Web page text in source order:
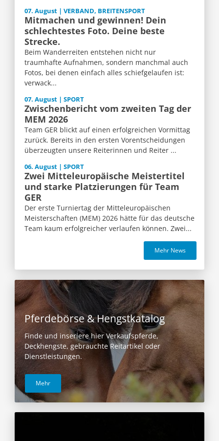
07. August | VERBAND, BREITENSPORT
Mitmachen und gewinnen! Dein
schlechtestes Foto. Deine beste
Strecke.
Beim Wanderreiten entstehen nicht nur
traumhafte Aufnahmen, sondern manchmal auch
Fotos, bei denen einfach alles schiefgelaufen ist:
verwack...
07. August | SPORT
Zwischenbericht vom zweiten Tag der
MEM 2026
Team GER blickt auf einen erfolgreichen Vormittag
zurück. Bereits in den ersten Vorentscheidungen
überzeugten unsere Reiterinnen und Reiter ...
06. August | SPORT
Zwei Mitteleuropäische Meistertitel
und starke Platzierungen für Team
GER
Der erste Turniertag der Mitteleuropäischen
Meisterschaften (MEM) 2026 hätte für das deutsche
Team kaum erfolgreicher verlaufen können. Zwei...
Mehr News
Pferdebörse & Hengstkatalog
Finde und inseriere hier Verkaufspferde,
Deckhengste, gebrauchte Reitartikel oder
Dienstleistungen.
Mehr